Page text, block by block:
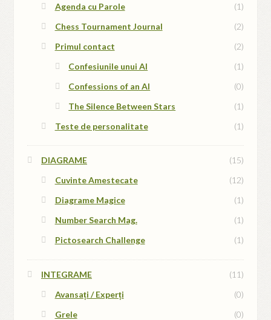
Agenda cu Parole
(1)
Chess Tournament Journal
(2)
Primul contact
(2)
Confesiunile unui AI
(1)
Confessions of an AI
(0)
The Silence Between Stars
(1)
Teste de personalitate
(1)
DIAGRAME
(15)
Cuvinte Amestecate
(12)
Diagrame Magice
(1)
Number Search Mag.
(1)
Pictosearch Challenge
(1)
INTEGRAME
(11)
Avansați / Experți
(0)
Grele
(0)